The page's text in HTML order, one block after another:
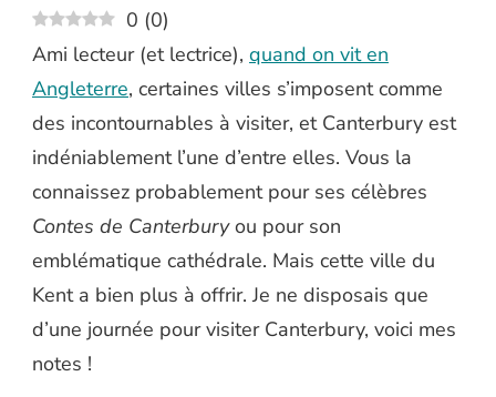
0 (0)
Ami lecteur (et lectrice), quand on vit en
Angleterre, certaines villes s’imposent comme
des incontournables à visiter, et Canterbury est
indéniablement l’une d’entre elles. Vous la
connaissez probablement pour ses célèbres
Contes de Canterburyou pour son
emblématique cathédrale. Mais cette ville du
Kent a bien plus à offrir. Je ne disposais que
d’une journée pour visiter Canterbury, voici mes
notes !